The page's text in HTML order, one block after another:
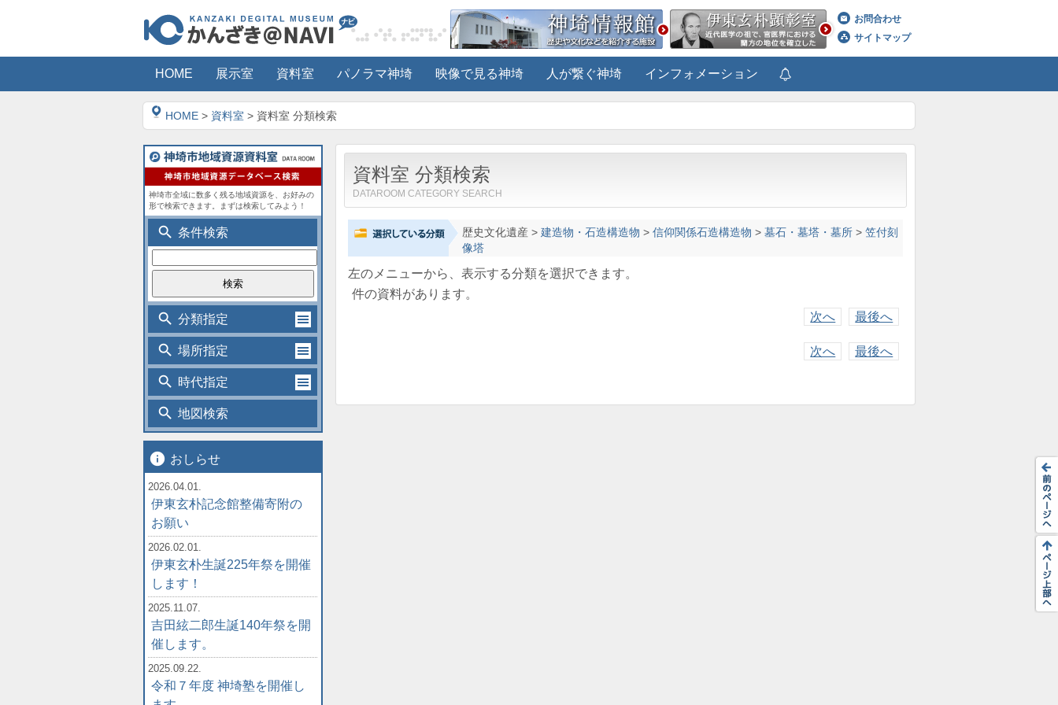
お問合わせ
サイトマップ
HOME 展示室 資料室 パノラマ神埼 映像で見る神埼 人が繋ぐ神埼 インフォメーション
HOME > 資料室 > 資料室 分類検索
資料室 分類検索
DATAROOM CATEGORY SEARCH
歴史文化遺産> 建造物・石造構造物 > 信仰関係石造構造物 > 墓石・墓塔・墓所> 笠付刻
像塔
左のメニューから、表示する分類を選択できます。
件の資料があります。
次へ
最後へ
次へ 最後へ
神埼市全域に数多く残る地域資源を、お好みの
形で検索できます。まずは検索してみよう！
search 条件検索
search 分類指定
search 場所指定
search 時代指定
search 地図検索
info おしらせ
2026.04.01.
伊東玄朴記念館整備寄附の
お願い
2026.02.01.
伊東玄朴生誕225年祭を開催
します！
2025.11.07.
吉田絃二郎生誕140年祭を開
催します。
2025.09.22.
令和７年度 神埼塾を開催し